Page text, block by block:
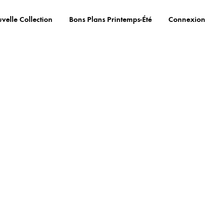
Collection Bons Plans Printemps-Été Connexion